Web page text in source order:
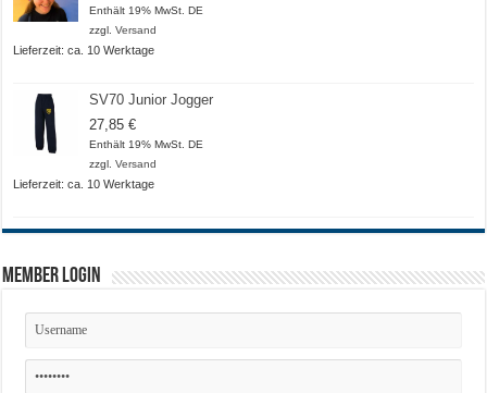
Enthält 19% MwSt. DE
zzgl.Versand
Lieferzeit: ca. 10 Werktage
SV70 Junior Jogger
27,85€
Enthält 19% MwSt. DE
zzgl.Versand
Lieferzeit: ca. 10 Werktage
Member Login